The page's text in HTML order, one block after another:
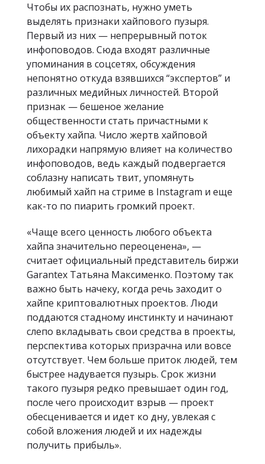
Чтобы их распознать, нужно уметь
выделять признаки хайпового пузыря.
Первый из них — непрерывный поток
инфоповодов. Сюда входят различные
упоминания в соцсетях, обсуждения
непонятно откуда взявшихся “экспертов” и
различных медийных личностей. Второй
признак — бешеное желание
общественности стать причастными к
объекту хайпа. Число жертв хайповой
лихорадки напрямую влияет на количество
инфоповодов, ведь каждый подвергается
соблазну написать твит, упомянуть
любимый хайп на стриме в Instagram и еще
как-то по пиарить громкий проект.
«Чаще всего ценность любого объекта
хайпа значительно переоценена», —
считает официальный представитель биржи
Garantex Татьяна Максименко. Поэтому так
важно быть начеку, когда речь заходит о
хайпе криптовалютных проектов. Люди
поддаются стадному инстинкту и начинают
слепо вкладывать свои средства в проекты,
перспектива которых призрачна или вовсе
отсутствует. Чем больше приток людей, тем
быстрее надувается пузырь. Срок жизни
такого пузыря редко превышает один год,
после чего происходит взрыв — проект
обесценивается и идет ко дну, увлекая с
собой вложения людей и их надежды
получить прибыль».